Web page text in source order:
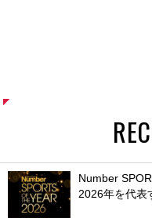
Number
2026年を代表